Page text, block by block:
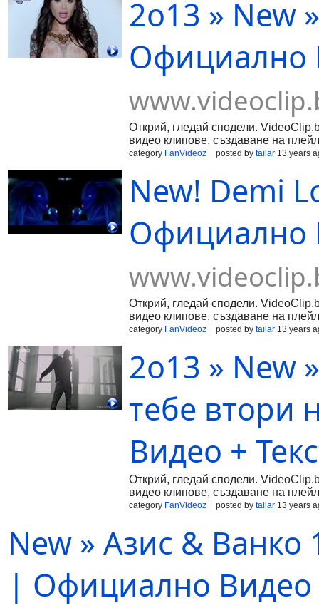
2о13 » New
Официално
Открий, гледай сподели.
видео клипове, създаване на
category FanVideoz posted by tailar 13 years
New! Demi
Официално
Открий, гледай сподели.
видео клипове, създаване на
category FanVideoz posted by tailar 13 years
2о13 » New
тебе
Видео +
Открий, гледай сподели.
видео клипове, създаване на
category FanVideoz posted by tailar 13 years
New » Азис & Ванко
| Официално Видео